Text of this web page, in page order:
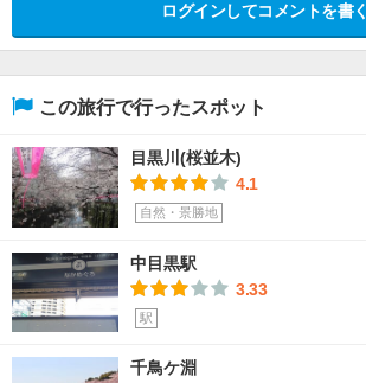
ログインしてコメントを書く
この旅行で行ったスポット
目黒川(桜並木)
4.1
自然・景勝地
中目黒駅
3.33
駅
千鳥ケ淵